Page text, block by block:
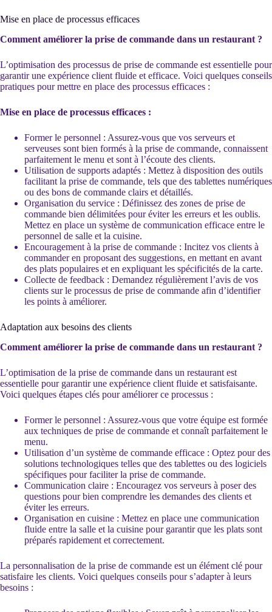
Mise en place de processus efficaces
Comment améliorer la prise de commande dans un restaurant ?
L’optimisation des processus de prise de commande est essentielle pour
garantir une expérience client fluide et efficace. Voici quelques conseils
pratiques pour mettre en place des processus efficaces :
Mise en place de processus efficaces :
Former le personnel : Assurez-vous que vos serveurs et
serveuses sont bien formés à la prise de commande, connaissent
parfaitement le menu et sont à l’écoute des clients.
Utilisation de supports adaptés : Mettez à disposition des outils
facilitant la prise de commande, tels que des tablettes numériques
ou des bons de commande clairs et détaillés.
Organisation du service : Définissez des zones de prise de
commande bien délimitées pour éviter les erreurs et les oublis.
Mettez en place un système de communication efficace entre le
personnel de salle et la cuisine.
Encouragement à la prise de commande : Incitez vos clients à
commander en proposant des suggestions, en mettant en avant
des plats populaires et en expliquant les spécificités de la carte.
Collecte de feedback : Demandez régulièrement l’avis de vos
clients sur le processus de prise de commande afin d’identifier
les points à améliorer.
Adaptation aux besoins des clients
Comment améliorer la prise de commande dans un restaurant ?
L’optimisation de la prise de commande dans un restaurant est
essentielle pour garantir une expérience client fluide et satisfaisante.
Voici quelques étapes clés pour améliorer ce processus :
Former le personnel : Assurez-vous que votre équipe est formée
aux techniques de prise de commande et connaît parfaitement le
menu.
Utilisation d’un système de commande efficace : Optez pour des
solutions technologiques telles que des tablettes ou des logiciels
spécifiques pour faciliter la prise de commande.
Communication claire : Encouragez vos serveurs à poser des
questions pour bien comprendre les demandes des clients et
éviter les erreurs.
Organisation en cuisine : Mettez en place une communication
fluide entre la salle et la cuisine pour garantir que les plats sont
préparés rapidement et correctement.
La personnalisation de la prise de commande est un élément clé pour
satisfaire les clients. Voici quelques conseils pour s’adapter à leurs
besoins :